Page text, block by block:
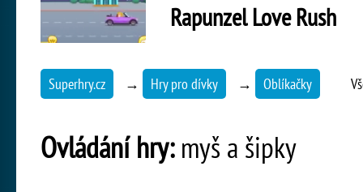
Rapunzel Love Rush
Superhry.cz → Hry pro dívky → Oblíkačky
Ovládání hry:myš a šipky